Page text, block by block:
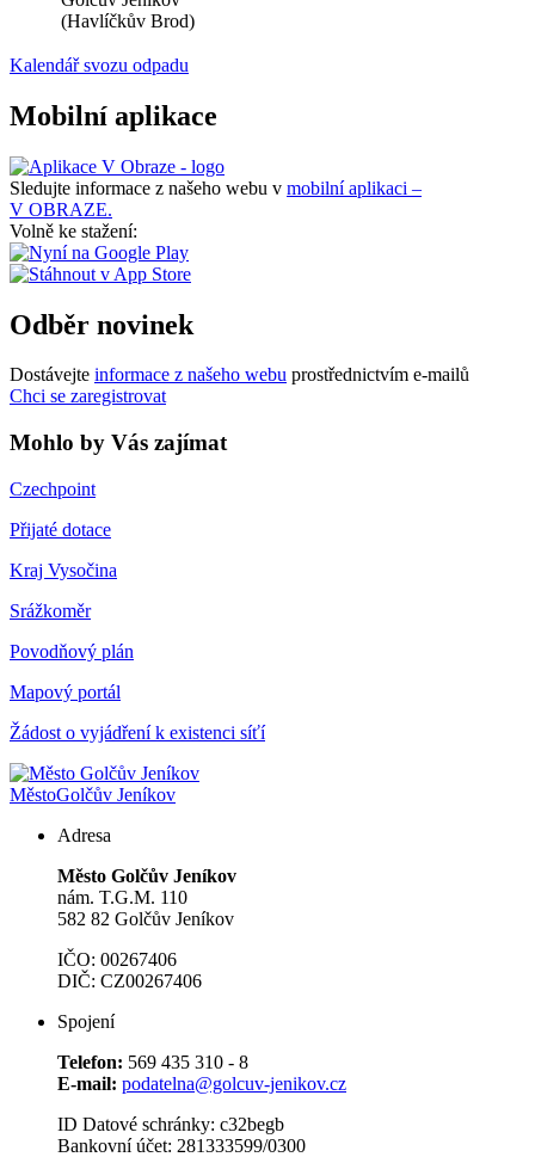
(Havlíčkův Brod)
Kalendář svozu odpadu
Mobilní aplikace
Sledujte informace z našeho webu v mobilní aplikaci –
V OBRAZE.
Volně ke stažení:
Odběr novinek
Dostávejte informace z našeho webu prostřednictvím e-mailů
Chci se zaregistrovat
Mohlo by Vás zajímat
Czechpoint
Přijaté dotace
Kraj Vysočina
Srážkoměr
Povodňový plán
Mapový portál
Žádost o vyjádření k existenci síťí
MěstoGolčův Jeníkov
Adresa
Město Golčův Jeníkov
nám. T.G.M. 110
582 82 Golčův Jeníkov
IČO: 00267406
DIČ: CZ00267406
Spojení
Telefon: 569 435 310 - 8
E-mail: podatelna@golcuv-jenikov.cz
ID Datové schránky: c32begb
Bankovní účet: 281333599/0300